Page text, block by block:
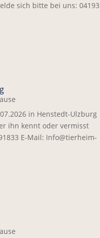
sich bitte bei uns: 04193
in Henstedt-Ulzburg
ihn kennt oder vermisst
E-Mail: Info@tierheim-